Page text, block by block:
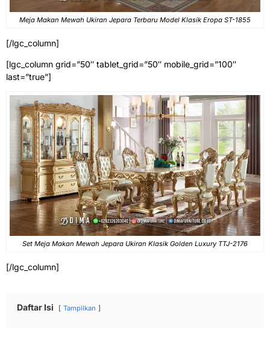
Meja Makan Mewah Ukiran Jepara Terbaru Model Klasik Eropa ST-1855
[/lgc_column]
[lgc_column grid=”50″ tablet_grid=”50″ mobile_grid=”100″
last=”true”]
Set Meja Makan Mewah Jepara Ukiran Klasik Golden Luxury TTJ-2176
[/lgc_column]
Daftar Isi Tampilkan